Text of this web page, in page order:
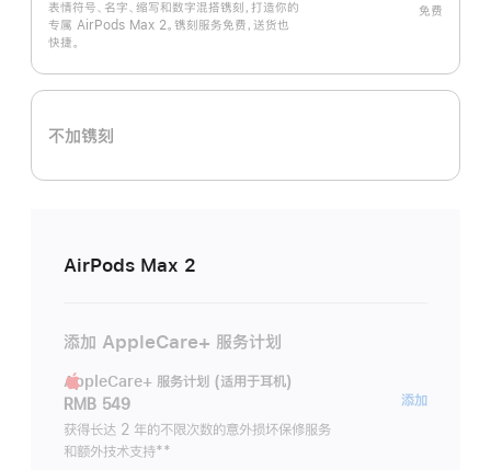
表情符号、名字、缩写和数字混搭镌刻，打造你的
专属 AirPods Max 2。镌刻服务免费，送货也
快捷。
免费
不加镌刻
AirPods Max 2
添加 AppleCare+ 服务计划
AppleCare+ 服务计划 (适用于耳机)
RMB 549
获得长达 2 年的不限次数的意外损坏保修服务
和额外技术支持脚
**
添加